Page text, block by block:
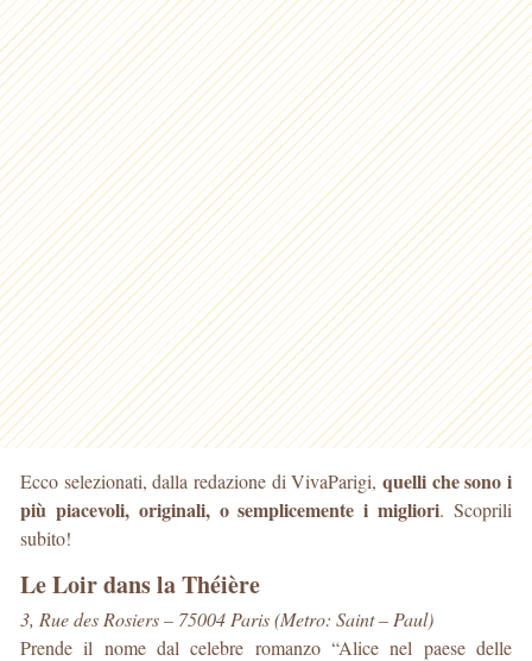
Ecco selezionati, dalla redazione di VivaParigi, quelli che sono i
più piacevoli, originali, o semplicemente i migliori. Scoprili
subito!
Le Loir dans la Théière
3, Rue des Rosiers – 75004 Paris (Metro: Saint – Paul)
Prende il nome dal celebre romanzo “Alice nel paese delle